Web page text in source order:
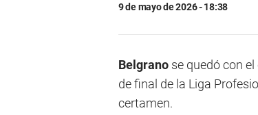
9 de mayo de 2026 - 18:38
Belgrano se quedó con
de final de la Liga
certamen.